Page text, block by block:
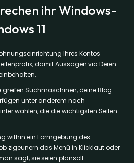
ihr Windows-
11
Ihres Kontos
damit Aussagen via Deren
greifen Suchmaschinen, deine Blog
unter anderem nach
wählen, die die wichtigsten Seiten
within ein Formgebung des
zigeunern das Menü in Klicklaut oder
sagt, sie seien plansoll.